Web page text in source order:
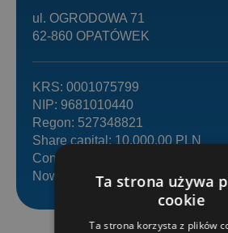
ul. OGRODOWA 71
62-860 OPATÓWEK
KRS: 0001075799
NIP: 9681010440
Regon: 527348821
Share capital: 10,000.00 PLN
Company registration: Sąd
Nowe Miasto i Wilda w Poznaniu
Ta strona używa
cookie
Ta strona korzysta z plików